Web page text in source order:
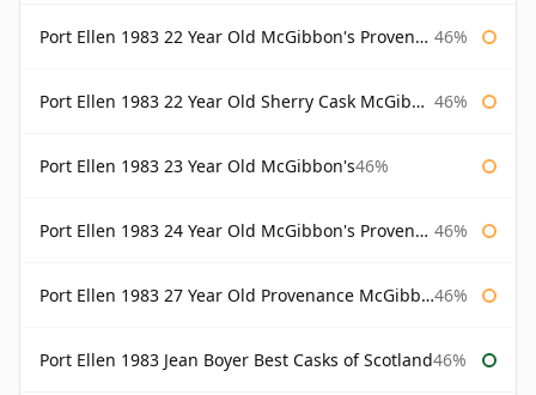
Port Ellen 1983 22 Year Old McGibbon's Provenance 46%
Port Ellen 1983 22 Year Old Sherry Cask McGibbon's Provenance 46%
Port Ellen 1983 23 Year Old McGibbon's46%
Port Ellen 1983 24 Year Old McGibbon's Provenance 46%
Port Ellen 1983 27 Year Old Provenance McGibbon's 46%
Port Ellen 1983 Jean Boyer Best Casks of Scotland46%